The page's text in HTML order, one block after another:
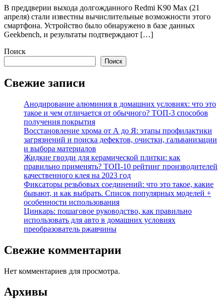
В преддверии выхода долгожданного Redmi K90 Max (21
апреля) стали известны вычислительные возможности этого
смартфона. Устройство было обнаружено в базе данных
Geekbench, и результаты подтверждают […]
Поиск
Поиск
Свежие записи
Анодирование алюминия в домашних условиях: что это
такое и чем отличается от обычного? ТОП-3 способов
получения покрытия
Восстановление хрома от А до Я: этапы профилактики
загрязнений и поиска дефектов, очистки, гальванизации
и выбора материалов
Жидкие гвозди для керамической плитки: как
правильно применять? ТОП-10 рейтинг производителей
качественного клея на 2023 год
Фиксаторы резьбовых соединений: что это такое, какие
бывают, и как выбрать. Список популярных моделей +
особенности использования
Цинкарь: пошаговое руководство, как правильно
использовать для авто в домашних условиях
преобразователь ржавчины
Свежие комментарии
Нет комментариев для просмотра.
Архивы